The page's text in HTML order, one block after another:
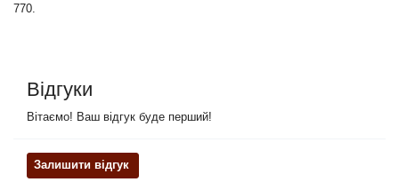
770.
Відгуки
Вітаємо! Ваш відгук буде перший!
Залишити відгук